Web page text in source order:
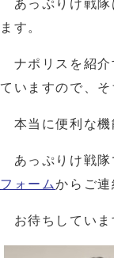
あっぷりけ戦隊
ます。
ナポリスを紹介
ていますので、
本当に便利な機
あっぷりけ戦隊
フォームからご連
お待ちしていま